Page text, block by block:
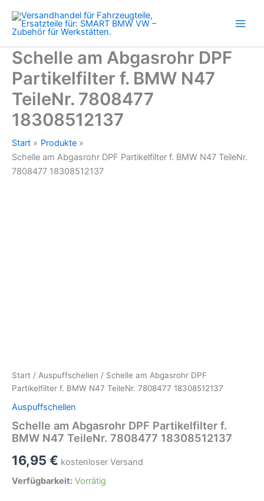
Inhalt
springen
Schelle am Abgasrohr DPF
Partikelfilter f. BMW N47
TeileNr. 7808477
18308512137
Start
Produkte
Schelle am Abgasrohr DPF Partikelfilter f. BMW N47 TeileNr.
7808477 18308512137
Start / Auspuffschellen / Schelle am Abgasrohr DPF
Partikelfilter f. BMW N47 TeileNr. 7808477 18308512137
Auspuffschellen
Schelle am Abgasrohr DPF Partikelfilter f.
BMW N47 TeileNr. 7808477 18308512137
16,95 € kostenloser Versand
Verfügbarkeit: Vorrätig
BMW
N47
TeileNr.
7808477
18308512137
Menge